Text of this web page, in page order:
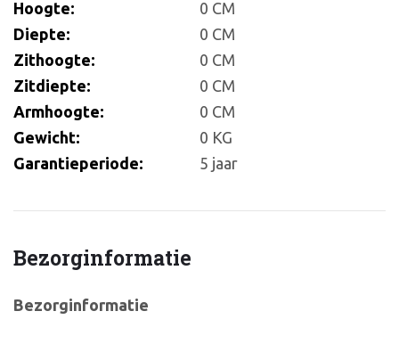
Hoogte:
0 CM
Diepte:
0 CM
Zithoogte:
0 CM
Zitdiepte:
0 CM
Armhoogte:
0 CM
Gewicht:
0 KG
Garantieperiode:
5 jaar
Bezorginformatie
Bezorginformatie